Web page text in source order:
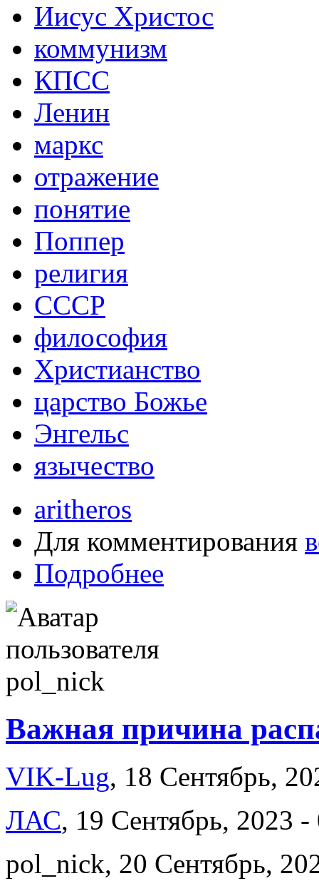
Иисус Христос
коммунизм
КПСС
Ленин
маркс
отражение
понятие
Поппер
религия
СССР
философия
Христианство
царство Божье
Энгельс
язычество
aritheros
Для комментирования
Подробнее
Важная причина
VIK-Lug, 18 Сентябрь,
ЛАС, 19 Сентябрь, 2023
pol_nick, 20 Сентябрь,